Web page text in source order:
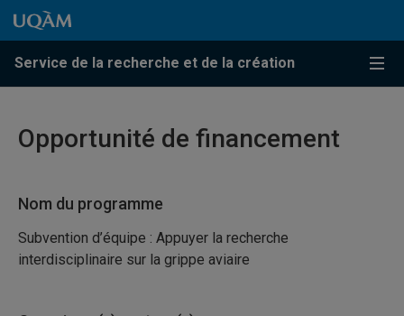
Passer au contenu
Accéder au menu principal
Accéder à la recherche
Passer au contenu
Accéder au menu principal
Service de la recherche et de la création
Menu
Opportunité de financement
Nom du programme
Subvention d’équipe : Appuyer la recherche
interdisciplinaire sur la grippe aviaire